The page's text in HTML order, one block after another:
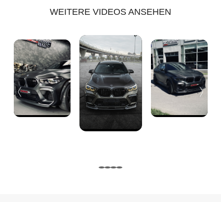
WEITERE VIDEOS ANSEHEN